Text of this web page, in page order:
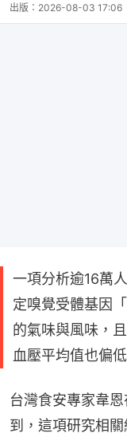
出版： 2026-08-03 17:06
一項分析逾16萬
定嗅覺受體基因
的氣味與風味，
血壓平均值也偏低
台灣食安專家韋
到，這項研究相